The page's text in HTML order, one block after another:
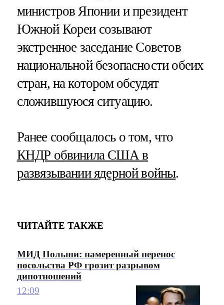
министров Японии и президент
Южной Кореи созывают
экстренное заседание Советов
национальной безопасности обеих
стран, на котором обсудят
сложившуюся ситуацию.
Ранее сообщалось о том, что
КНДР обвинила США в
развязывании ядерной войны.
ЧИТАЙТЕ ТАКЖЕ
МИД Польши: намеренный перенос
посольства РФ грозит разрывом
дипотношений
12:09